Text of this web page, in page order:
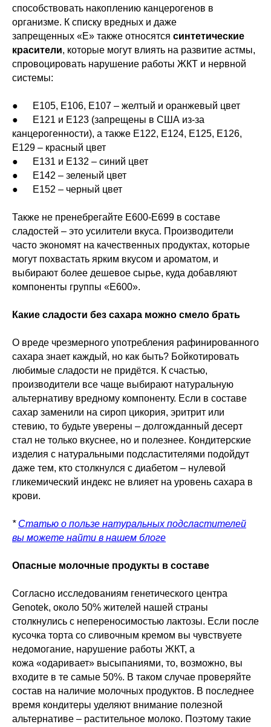
способствовать накоплению канцерогенов в
организме. К списку вредных и даже
запрещенных «Е» также относятся синтетические
красители, которые могут влиять на развитие астмы,
спровоцировать нарушение работы ЖКТ и нервной
системы:
● Е105, Е106, Е107 – желтый и оранжевый цвет
● Е121 и Е123 (запрещены в США из-за
канцерогенности), а также Е122, Е124, Е125, Е126,
Е129 – красный цвет
● Е131 и Е132 – синий цвет
● Е142 – зеленый цвет
● Е152 – черный цвет
Также не пренебрегайте Е600-Е699 в составе
сладостей – это усилители вкуса. Производители
часто экономят на качественных продуктах, которые
могут похвастать ярким вкусом и ароматом, и
выбирают более дешевое сырье, куда добавляют
компоненты группы «Е600».
Какие сладости без сахара можно смело брать
О вреде чрезмерного употребления рафинированного
сахара знает каждый, но как быть? Бойкотировать
любимые сладости не придётся. К счастью,
производители все чаще выбирают натуральную
альтернативу вредному компоненту. Если в составе
сахар заменили на сироп цикория, эритрит или
стевию, то будьте уверены – долгожданный десерт
стал не только вкуснее, но и полезнее. Кондитерские
изделия с натуральными подсластителями подойдут
даже тем, кто столкнулся с диабетом – нулевой
гликемический индекс не влияет на уровень сахара в
крови.
* Статью о пользе натуральных подсластителей
вы можете найти в нашем блоге
Опасные молочные продукты в составе
Согласно исследованиям генетического центра
Genotek, около 50% жителей нашей страны
столкнулись с непереносимостью лактозы. Если после
кусочка торта со сливочным кремом вы чувствуете
недомогание, нарушение работы ЖКТ, а
кожа «одаривает» высыпаниями, то, возможно, вы
входите в те самые 50%. В таком случае проверяйте
состав на наличие молочных продуктов. В последнее
время кондитеры уделяют внимание полезной
альтернативе – растительное молоко. Поэтому такие